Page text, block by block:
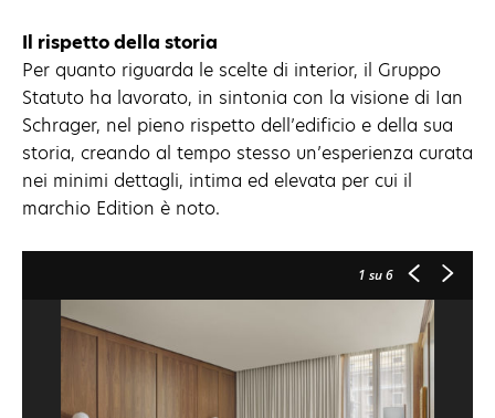
Il rispetto della storia
Per quanto riguarda le scelte di interior, il Gruppo
Statuto ha lavorato, in sintonia con la visione di Ian
Schrager, nel pieno rispetto dell’edificio e della sua
storia, creando al tempo stesso un’esperienza curata
nei minimi dettagli, intima ed elevata per cui il
marchio Edition è noto.
1 su 6